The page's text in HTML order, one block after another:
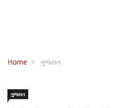
Home ગુજરાત
ગુજરાત